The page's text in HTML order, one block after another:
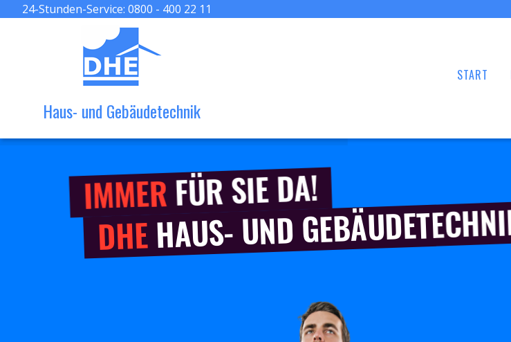
24-Stunden-Service: 0800 - 400 22 11
Haus- und Gebäudetechnik
START
IMMERFÜR SIE DA!
DHEHAUS- UND